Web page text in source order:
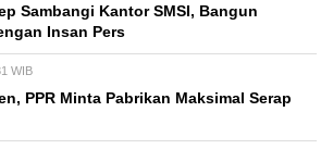
Sambangi Kantor SMSI, Bangun
Insan Pers
WIB
PPR Minta Pabrikan Maksimal Serap